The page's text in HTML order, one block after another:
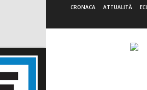
CRONACA ATTUALITÀ